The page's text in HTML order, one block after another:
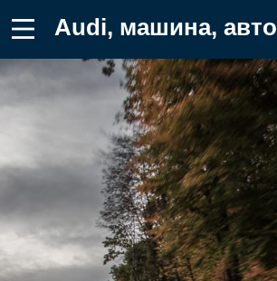
Audi, машина, автомобиль, Мюнхен Обои на телефон